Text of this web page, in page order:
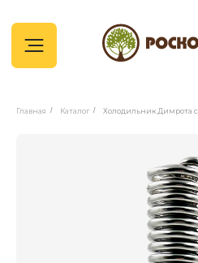
Главная / Каталог / Холодильник Димрота